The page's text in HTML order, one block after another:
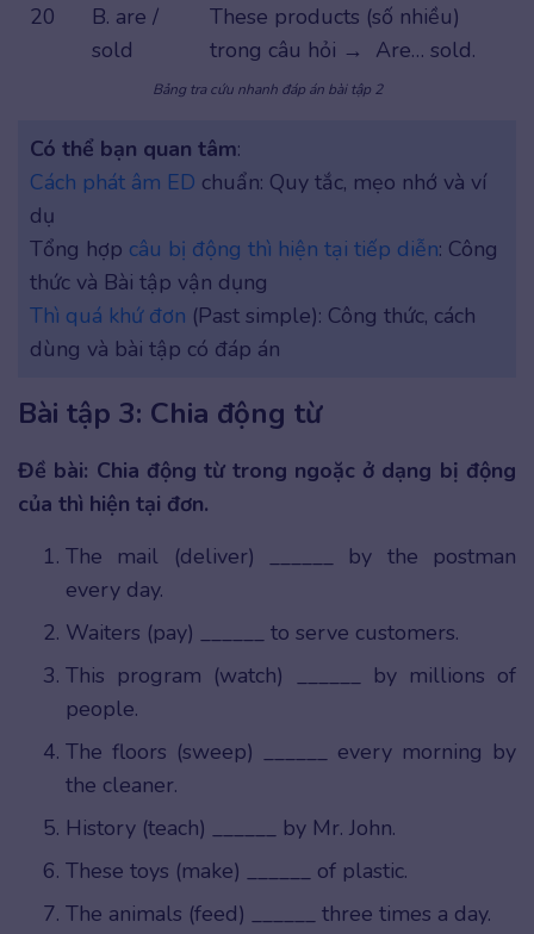
20
B. are /
sold
These products (số nhiều)
trong câu hỏi → Are… sold.
Bảng tra cứu nhanh đáp án bài tập 2
Có thể bạn quan tâm:
Cách phát âm ED chuẩn: Quy tắc, mẹo nhớ và ví
dụ
Tổng hợp câu bị động thì hiện tại tiếp diễn: Công
thức và Bài tập vận dụng
Thì quá khứ đơn (Past simple): Công thức, cách
dùng và bài tập có đáp án
Bài tập 3: Chia động từ
Đề bài: Chia động từ trong ngoặc ở dạng bị động
của thì hiện tại đơn.
The mail (deliver) ______ by the postman
every day.
Waiters (pay) ______ to serve customers.
This program (watch) ______ by millions of
people.
The floors (sweep) ______ every morning by
the cleaner.
History (teach) ______ by Mr. John.
These toys (make) ______ of plastic.
The animals (feed) ______ three times a day.